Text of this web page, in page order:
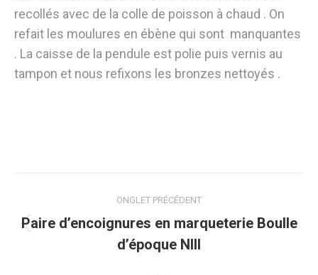
recollés avec de la colle de poisson à chaud . On
refait les moulures en ébène qui sont manquantes
. La caisse de la pendule est polie puis vernis au
tampon et nous refixons les bronzes nettoyés .
de
ONGLET PRÉCÉDENT
Onglet
précédent
Paire d’encoignures en marqueterie Boulle
d’époque NIII